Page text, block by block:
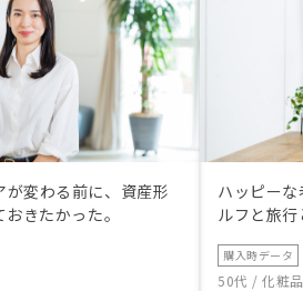
変わる前に、資産形
きたかった。
ハッピー
ルフと旅
購入時データ
50代 / 化粧